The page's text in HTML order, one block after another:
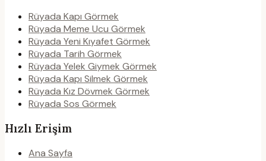
Rüyada Kapı Görmek
Rüyada Meme Ucu Görmek
Rüyada Yeni Kıyafet Görmek
Rüyada Tarih Görmek
Rüyada Yelek Giymek Görmek
Rüyada Kapı Silmek Görmek
Rüyada Kız Dövmek Görmek
Rüyada Sos Görmek
Hızlı Erişim
Ana Sayfa